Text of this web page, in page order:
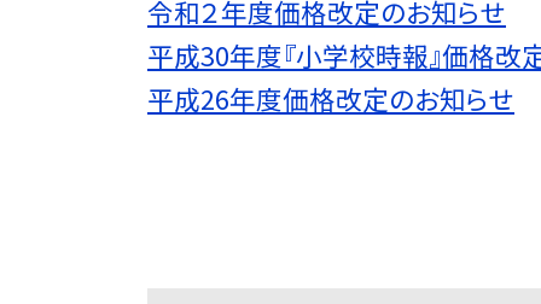
令和２年度価格改定のお知らせ
平成30年度『小学校時報』価格改
平成26年度価格改定のお知らせ